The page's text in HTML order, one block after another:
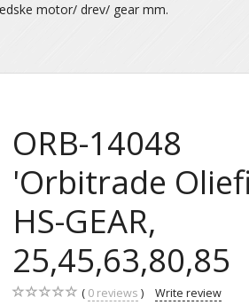
motor/ drev/ gear mm.
ORB-14048
'Orbitrade
HS-GEAR,
25,45,63,80,85
0 reviews Write review